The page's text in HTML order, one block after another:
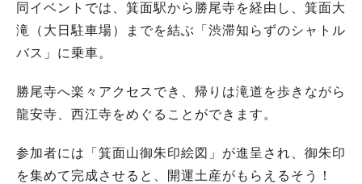
同イベントでは、箕面駅から勝尾寺を経由し、箕面大
滝（大日駐車場）までを結ぶ「渋滞知らずのシャトル
バス」に乗車。
勝尾寺へ楽々アクセスでき、帰りは滝道を歩きながら
龍安寺、西江寺をめぐることができます。
参加者には「箕面山御朱印絵図」が進呈され、御朱印
を集めて完成させると、開運土産がもらえるそう！